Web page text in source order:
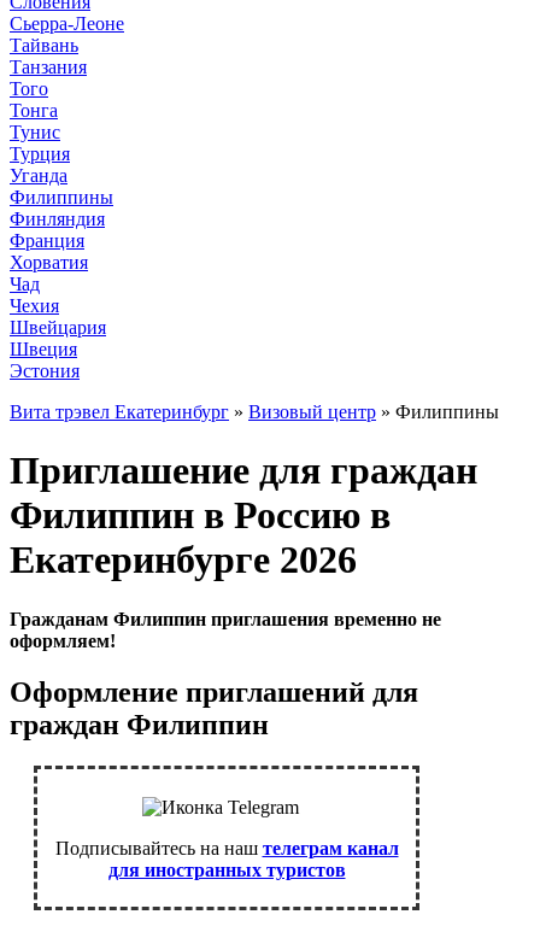
Сьерра-Леоне
Тайвань
Танзания
Того
Тонга
Тунис
Турция
Уганда
Филиппины
Финляндия
Франция
Хорватия
Чад
Чехия
Швейцария
Швеция
Эстония
Вита трэвел Екатеринбург » Визовый центр » Филиппины
Приглашение для граждан
Филиппин в Россию в
Екатеринбурге 2026
Гражданам Филиппин приглашения временно не
оформляем!
Оформление приглашений для
граждан Филиппин
Подписывайтесь на наш телеграм канал
для иностранных туристов